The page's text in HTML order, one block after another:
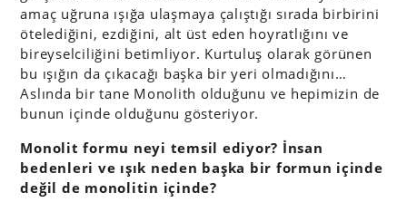
amaç uğruna ışığa ulaşmaya çalıştığı sırada birbirini
ötelediğini, ezdiğini, alt üst eden hoyratlığını ve
bireyselciliğini betimliyor. Kurtuluş olarak görünen
bu ışığın da çıkacağı başka bir yeri olmadığını…
Aslında bir tane Monolith olduğunu ve hepimizin de
bunun içinde olduğunu gösteriyor.
Monolit formu neyi temsil ediyor? İnsan
bedenleri ve ışık neden başka bir formun içinde
değil de monolitin içinde?